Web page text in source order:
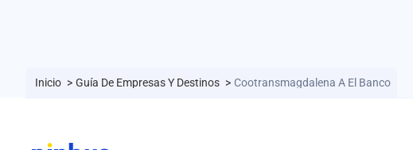
Inicio > Guía De Empresas Y Destinos > Cootransmagdalena A El Banco